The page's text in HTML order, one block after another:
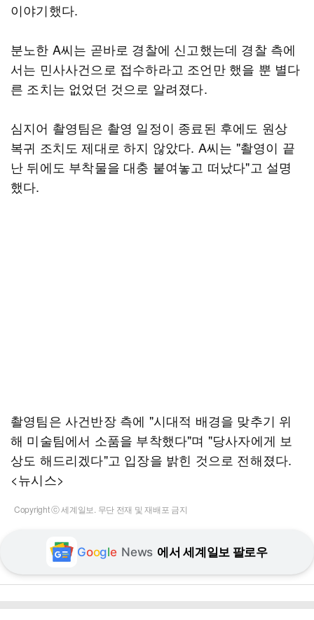
이야기했다.
분노한 A씨는 곧바로 경찰에 신고했는데 경찰 측에
서는 민사사건으로 접수하라고 조언만 했을 뿐 별다
른 조치는 없었던 것으로 알려졌다.
심지어 촬영팀은 촬영 일정이 종료된 후에도 원상
복귀 조치도 제대로 하지 않았다. A씨는 "촬영이 끝
난 뒤에도 부착물을 대충 붙여놓고 떠났다"고 설명
했다.
촬영팀은 사건반장 측에 "시대적 배경을 맞추기 위
해 미술팀에서 소품을 부착했다"며 "당사자에게 보
상도 해드리겠다"고 입장을 밝힌 것으로 전해졌다.
<뉴시스>
Copyright ⓒ 세계일보. 무단 전재 및 재배포 금지
Google News 에서 세계일보 팔로우